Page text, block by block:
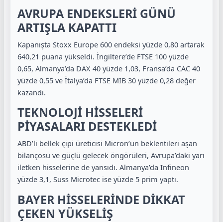
AVRUPA ENDEKSLERİ GÜNÜ
ARTIŞLA KAPATTI
Kapanışta Stoxx Europe 600 endeksi yüzde 0,80 artarak
640,21 puana yükseldi. İngiltere’de FTSE 100 yüzde
0,65, Almanya’da DAX 40 yüzde 1,03, Fransa’da CAC 40
yüzde 0,55 ve İtalya’da FTSE MIB 30 yüzde 0,28 değer
kazandı.
TEKNOLOJİ HİSSELERİ
PİYASALARI DESTEKLEDİ
ABD’li bellek çipi üreticisi Micron’un beklentileri aşan
bilançosu ve güçlü gelecek öngörüleri, Avrupa’daki yarı
iletken hisselerine de yansıdı. Almanya’da Infineon
yüzde 3,1, Suss Microtec ise yüzde 5 prim yaptı.
BAYER HİSSELERİNDE DİKKAT
ÇEKEN YÜKSELİŞ